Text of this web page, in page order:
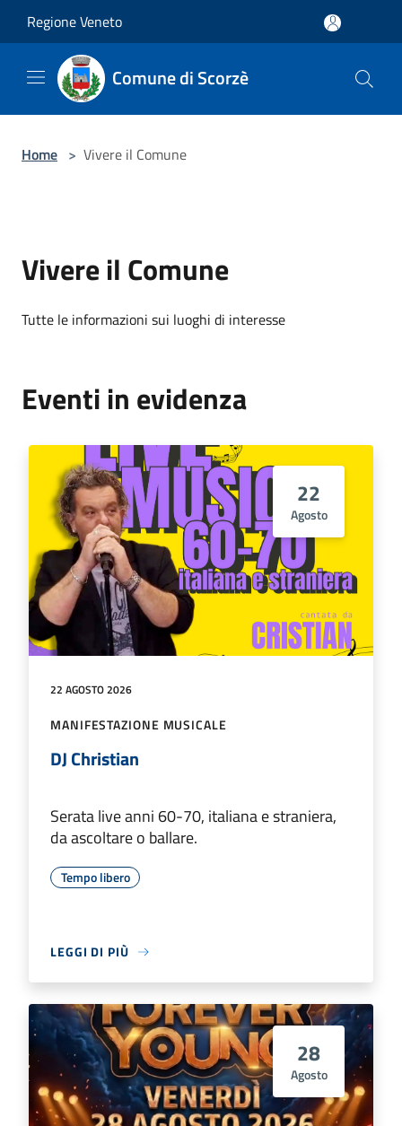
Regione Veneto
Comune di Scorzè
Home > Vivere il Comune
Vivere il Comune
Tutte le informazioni sui luoghi di interesse
Eventi in evidenza
22
Agosto
22 AGOSTO 2026
MANIFESTAZIONE MUSICALE
DJ Christian
Serata live anni 60-70, italiana e straniera,
da ascoltare o ballare.
Tempo libero
LEGGI DI PIÙ
28
Agosto